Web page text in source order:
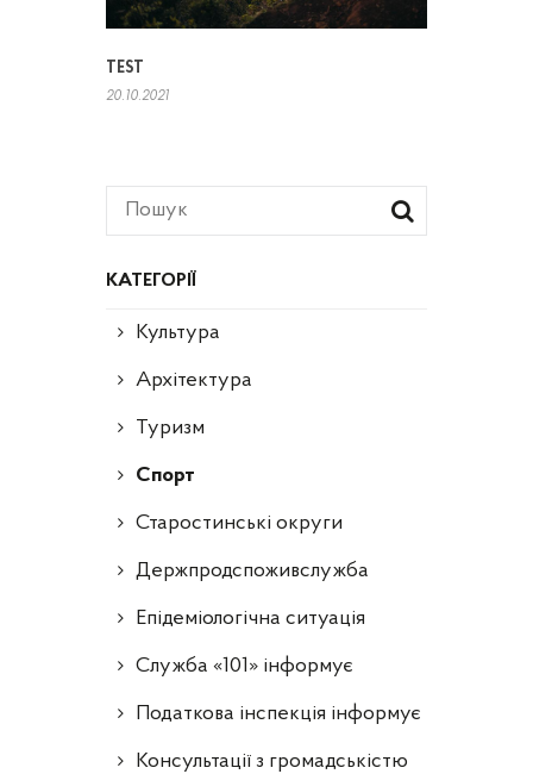
КАТЕГОРІЇ
Культура
Архітектура
Туризм
Спорт
Старостинські округи
Держпродспоживслужба
Епідеміологічна ситуація
Служба «101» інформує
Податкова інспекція інформує
Консультації з громадськістю
TEST
20.10.2021